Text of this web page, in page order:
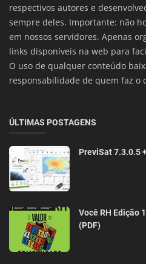
respectivos autores e
sempre deles. Importante: não
em nossos servidores. Apenas
links disponíveis na web para
O uso de qualquer conteúdo
responsabilidade de quem faz o
ÚLTIMAS POSTAGENS
PreviSat 7.3.0.5
Você RH Edição
(PDF)